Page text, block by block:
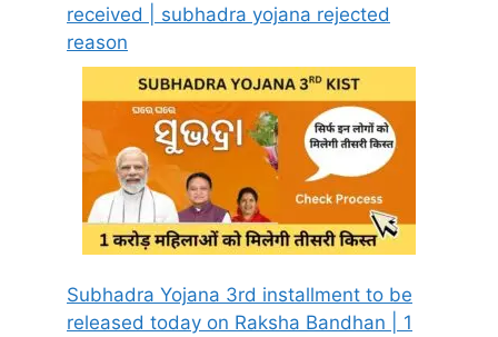
received | subhadra yojana rejected
reason
Subhadra Yojana 3rd installment to be
released today on Raksha Bandhan | 1